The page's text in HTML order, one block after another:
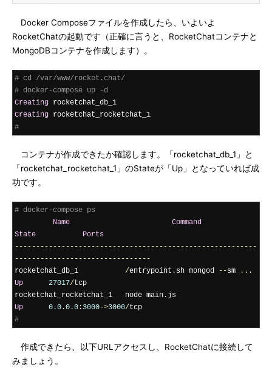
Docker Composeファイルを作成したら、いよいよ
RocketChatの起動です（正確に言うと、RocketChatコンテナと
MongoDBコンテナを作成します）。
# cd /var/www/rocket.chat/
# docker-compose up -d
Creating
Creating
#
コンテナが作成できたか確認します。「rocketchat_db_1」と
「rocketchat_rocketchat_1」のStateが「Up」となっていれば成
功です。
# docker-compose ps
Name
Command
State
Ports
---------------------------------------------------------
--------------------------------
rocketchat_db_1 /entrypoint . sh mongod --sm
...
Up
27017/tcp
rocketchat_rocketchat_1   node main .
Up
0.0 .0.0 : 3000->3000/
#
作成できたら、以下URLアクセスし、RocketChatに接続して
みましょう。